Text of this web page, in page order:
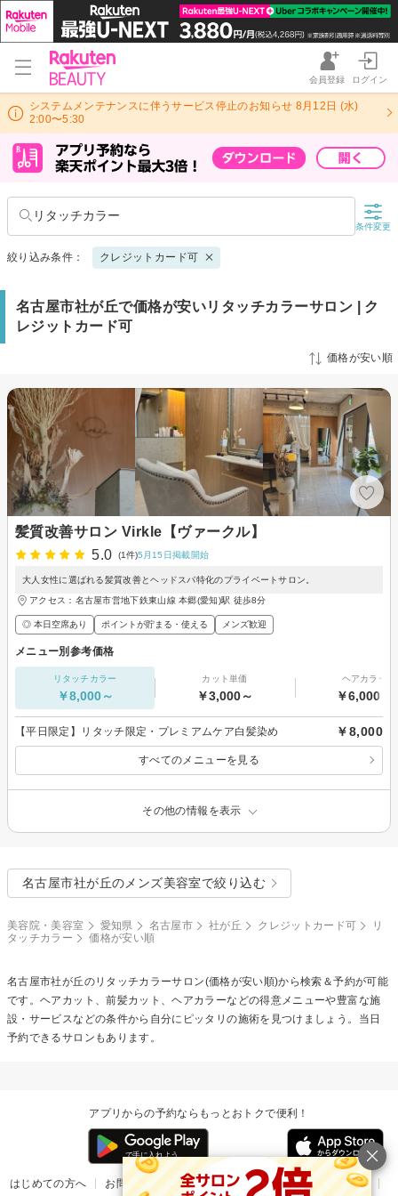
会員登録 ログイン
システムメンテナンスに伴うサービス停止のお知らせ 8月12日 (水)
2:00〜5:30
リタッチカラー
条件変更
絞り込み条件： クレジットカード可
名古屋市社が丘で価格が安いリタッチカラーサロン | ク
レジットカード可
価格が安い順
髪質改善サロン Virkle【ヴァークル】
5.0
(1件)5月15日掲載開始
大人女性に選ばれる髪質改善とヘッドスパ特化のプライベートサロン。
アクセス：名古屋市営地下鉄東山線 本郷(愛知)駅 徒歩8分
◎ 本日空席あり ポイントが貯まる・使える メンズ歓迎
メニュー別参考価格
リタッチカラー
￥8,000～
カット単価
￥3,000～
ヘアカラー
￥6,000～
【平日限定】リタッチ限定・プレミアムケア白髪染め ￥8,000
すべてのメニューを見る
その他の情報を表示
名古屋市社が丘のメンズ美容室で絞り込む
美容院・美容室 愛知県 名古屋市 社が丘 クレジットカード可
リ
タッチカラー
価格が安い順
名古屋市社が丘のリタッチカラーサロン(価格が安い順)から検索＆予約が可能
です。ヘアカット、前髪カット、ヘアカラーなどの得意メニューや豊富な施
設・サービスなどの条件から自分にピッタリの施術を見つけましょう。当日
予約できるサロンもあります。
アプリからの予約ならもっとおトクで便利！
はじめての方へ お問い合わせ ヘルプ リリース情報
利用規約